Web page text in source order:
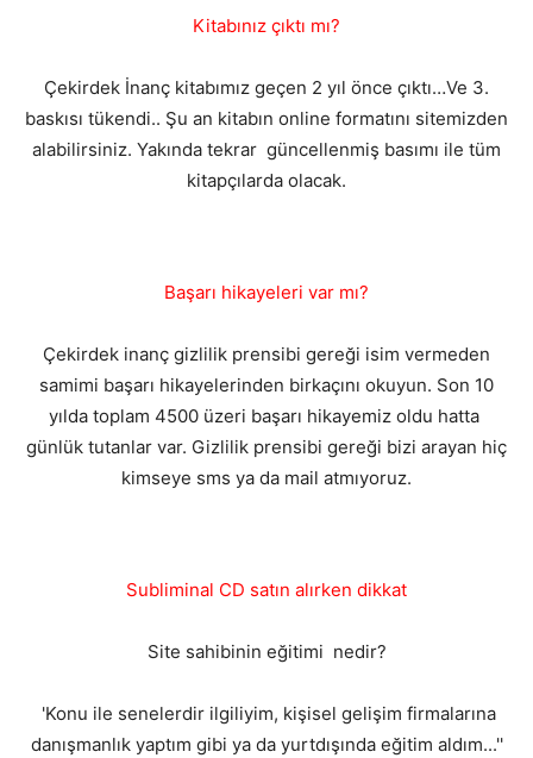
Kitabınız çıktı mı?
Çekirdek İnanç kitabımız geçen 2 yıl önce çıktı…Ve 3.
baskısı tükendi.. Şu an kitabın online formatını sitemizden
alabilirsiniz. Yakında tekrar güncellenmiş basımı ile tüm
kitapçılarda olacak.
Başarı hikayeleri var mı?
Çekirdek inanç gizlilik prensibi gereği isim vermeden
samimi başarı hikayelerinden birkaçını okuyun. Son 10
yılda toplam 4500 üzeri başarı hikayemiz oldu hatta
günlük tutanlar var. Gizlilik prensibi gereği bizi arayan hiç
kimseye sms ya da mail atmıyoruz.
Subliminal CD satın alırken dikkat
Site sahibinin eğitimi nedir?
'Konu ile senelerdir ilgiliyim, kişisel gelişim firmalarına
danışmanlık yaptım gibi ya da yurtdışında eğitim aldım...''